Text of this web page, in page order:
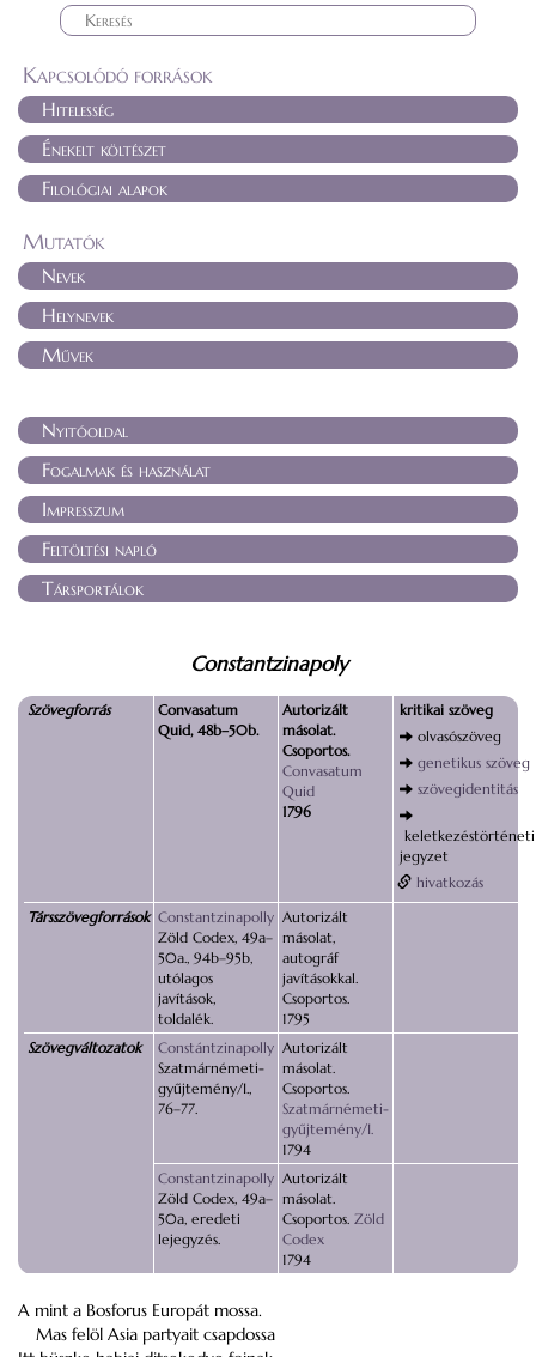
Kapcsolódó források
Hitelesség
Énekelt költészet
Filológiai alapok
Mutatók
Nevek
Helynevek
Művek
Nyitóoldal
Fogalmak és használat
Impresszum
Feltöltési napló
Társportálok
Constantzinapoly
Szövegforrás
Convasatum
Quid, 48b–50b.
Autorizált
másolat.
Csoportos.
Convasatum
Quid
1796
kritikai szöveg
olvasószöveg
genetikus szöveg
szövegidentitás
keletkezéstörténeti
jegyzet
hivatkozás
Társszövegforrások Constantzinapolly
Zöld Codex, 49a–
50a., 94b–95b,
utólagos
javítások,
toldalék.
Autorizált
másolat,
autográf
javításokkal.
Csoportos.
1795
Szövegváltozatok
Constántzinapolly
Szatmárnémeti-
gyűjtemény/I.,
76–77.
Autorizált
másolat.
Csoportos.
Szatmárnémeti-
gyűjtemény/I.
1794
Constantzinapolly
Zöld Codex, 49a–
50a, eredeti
lejegyzés.
Autorizált
másolat.
Csoportos. Zöld
Codex
1794
A mint a Bosforus Europát mossa.
Mas felöl Asia partyait csapdossa